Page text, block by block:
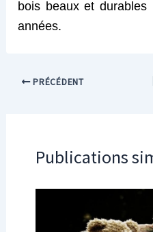
bois beaux et durables
années.
PRÉCÉDENT
Publications